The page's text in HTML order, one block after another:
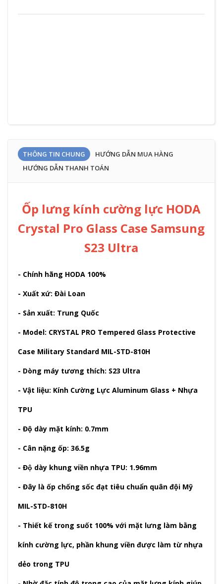
THÔNG TIN CHUNG
HƯỚNG DẪN MUA HÀNG
HƯỚNG DẪN THANH TOÁN
Ốp lưng kính cường lực HODA
Crystal Pro Glass Case Samsung
S23 Ultra
- Chính hãng HODA 100%
- Xuất xứ: Đài Loan
- Sản xuất: Trung Quốc
- Model: CRYSTAL PRO Tempered Glass Protective
Case Military Standard MIL-STD-810H
- Dòng máy tương thích: S23 Ultra
- Vật liệu: Kính Cường Lực Aluminum Glass + Nhựa
TPU
- Độ dày mặt kính: 0.7mm
- Cân nặng ốp: 36.5g
- Độ dày khung viền nhựa TPU: 1.96mm
- Đây là ốp chống sốc đạt tiêu chuẩn quân đội Mỹ
MIL-STD-810H
- Thiết kế trong suốt 100% với mặt lưng làm bằng
kính cường lực, phần khung viền được làm từ nhựa
dẻo trong TPU